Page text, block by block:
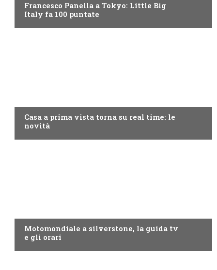
Francesco Panella a Tokyo: Little Big
Italy fa 100 puntate
Casa a prima vista torna su real time: le
novità
Motomondiale a silverstone, la guida tv
e gli orari